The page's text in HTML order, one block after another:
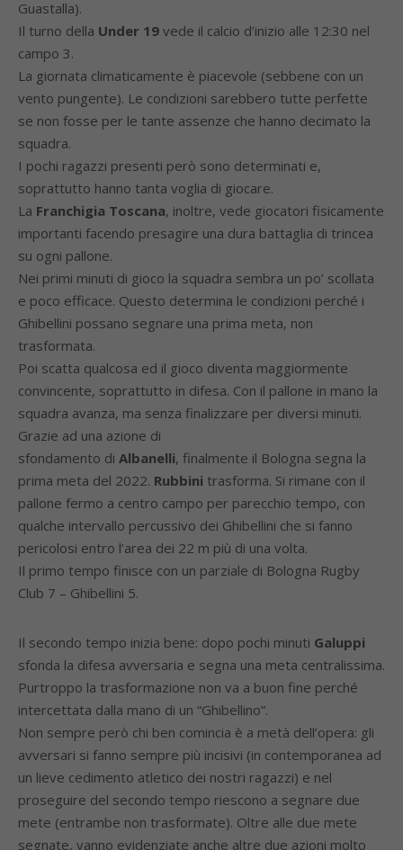
Guastalla).
Il turno della Under 19 vede il calcio d’inizio alle 12:30 nel
campo 3.
La giornata climaticamente è piacevole (sebbene con un
vento pungente). Le condizioni sarebbero tutte perfette
se non fosse per le tante assenze che hanno decimato la
squadra.
I pochi ragazzi presenti però sono determinati e,
soprattutto hanno tanta voglia di giocare.
La Franchigia Toscana, inoltre, vede giocatori fisicamente
importanti facendo presagire una dura battaglia di trincea
su ogni pallone.
Nei primi minuti di gioco la squadra sembra un po’ scollata
e poco efficace. Questo determina le condizioni perché i
Ghibellini possano segnare una prima meta, non
trasformata.
Poi scatta qualcosa ed il gioco diventa maggiormente
convincente, soprattutto in difesa. Con il pallone in mano la
squadra avanza, ma senza finalizzare per diversi minuti.
Grazie ad una azione di
sfondamento di Albanelli, finalmente il Bologna segna la
prima meta del 2022. Rubbini trasforma. Si rimane con il
pallone fermo a centro campo per parecchio tempo, con
qualche intervallo percussivo dei Ghibellini che si fanno
pericolosi entro l’area dei 22 m più di una volta.
Il primo tempo finisce con un parziale di Bologna Rugby
Club 7 – Ghibellini 5.
Il secondo tempo inizia bene: dopo pochi minuti Galuppi
sfonda la difesa avversaria e segna una meta centralissima.
Purtroppo la trasformazione non va a buon fine perché
intercettata dalla mano di un “Ghibellino”.
Non sempre però chi ben comincia è a metà dell’opera: gli
avversari si fanno sempre più incisivi (in contemporanea ad
un lieve cedimento atletico dei nostri ragazzi) e nel
proseguire del secondo tempo riescono a segnare due
mete (entrambe non trasformate). Oltre alle due mete
segnate, vanno evidenziate anche altre due azioni molto